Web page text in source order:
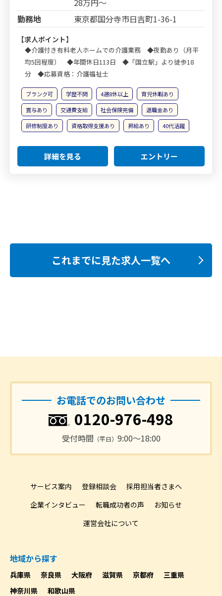
勤務地
東京都国分寺市日吉町1-36-1
【求人ポイント】
◆介護付き有料老人ホームでの介護業務 ◆夜勤あり（月平
均5回程度） ◆年間休日113日 ◆「国立駅」より徒歩18
分 ◆応募資格：介護福祉士
ブランク可 学歴不問 4週8休以上
育児休暇あり
賞与あり
交通費支給 社会保険完備
退職金あり
研修制度あり
資格取得支援あり 昇給あり 40代活躍
詳細を見る エントリー
これまでに見た求人一覧へ
お電話でのお問い合わせ
0120-976-498
受付時間 （平日） 9:00〜18:00
サービス案内 登録相談会
採用担当者さまへ
企業インタビュー
転職成功者の声
お知らせ
運営会社について
地域から探す
兵庫県 奈良県 大阪府 滋賀県 京都府
三重県
神奈川県
和歌山県